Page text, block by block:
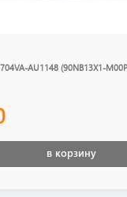
AU1148 (90NB13X1-
в корзину